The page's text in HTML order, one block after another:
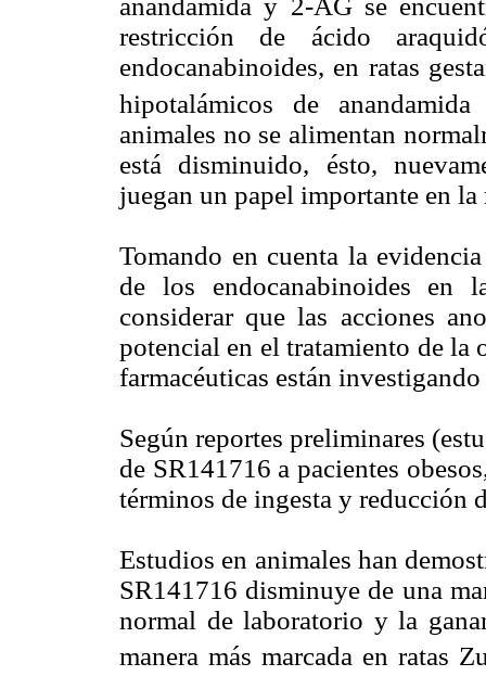
anandamida y 2-AG se
restricción de ácido
endocanabinoides, en ratas
hipotalámicos de
animales no se alimentan
está disminuido, ésto,
juegan un papel importante en
Tomando en cuenta la
de los endocanabinoides en
considerar que las acciones
potencial en el tratamiento de la
farmacéuticas están
Según reportes preliminares
de SR141716 a pacientes
términos de ingesta y reducción
Estudios en animales han
SR141716 disminuye de una
normal de laboratorio y la
manera más marcada en ratas